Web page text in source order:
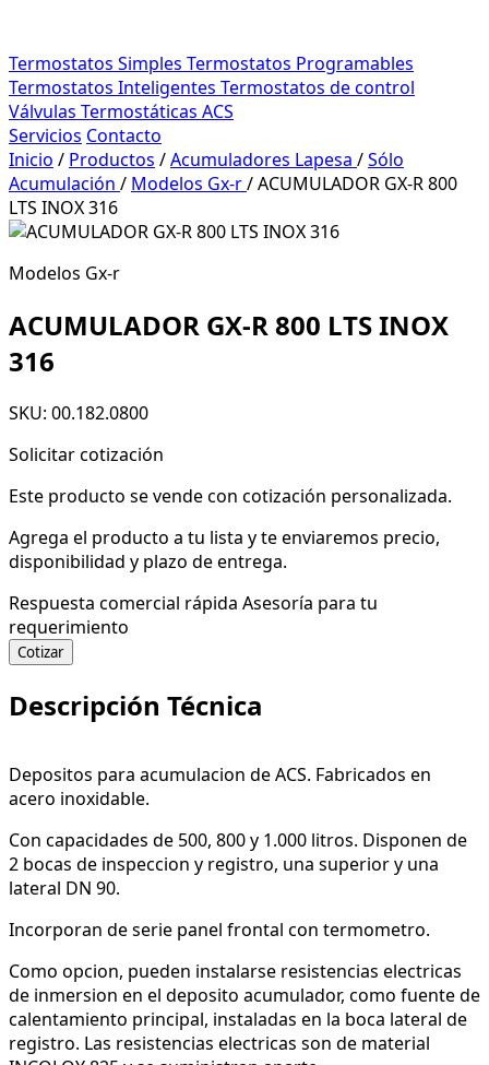
Termostatos Simples Termostatos Programables
Termostatos Inteligentes Termostatos de control
Válvulas Termostáticas ACS
Servicios Contacto
Inicio / Productos /Acumuladores Lapesa /Sólo
Acumulación / Modelos Gx-r/ACUMULADOR GX-R 800
LTS INOX 316
Modelos Gx-r
ACUMULADOR GX-R 800 LTS INOX
316
SKU: 00.182.0800
Solicitar cotización
Este producto se vende con cotización personalizada.
Agrega el producto a tu lista y te enviaremos precio,
disponibilidad y plazo de entrega.
Respuesta comercial rápida Asesoría para tu
requerimiento
Cotizar
Descripción Técnica
Depositos para acumulacion de ACS. Fabricados en
acero inoxidable.
Con capacidades de 500, 800 y 1.000 litros. Disponen de
2 bocas de inspeccion y registro, una superior y una
lateral DN 90.
Incorporan de serie panel frontal con termometro.
Como opcion, pueden instalarse resistencias electricas
de inmersion en el deposito acumulador, como fuente de
calentamiento principal, instaladas en la boca lateral de
registro. Las resistencias electricas son de material